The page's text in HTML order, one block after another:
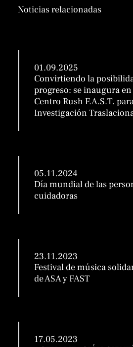
Noticias relacionadas
01.09.2025
Convirtiendo la
progreso: se inaugura
Centro Rush F.A.S.T.
Investigación
05.11.2024
Día mundial de las
cuidadoras
23.11.2023
Festival de música
de ASA y FAST
17.05.2023